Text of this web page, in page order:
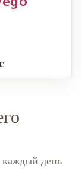
каждый день